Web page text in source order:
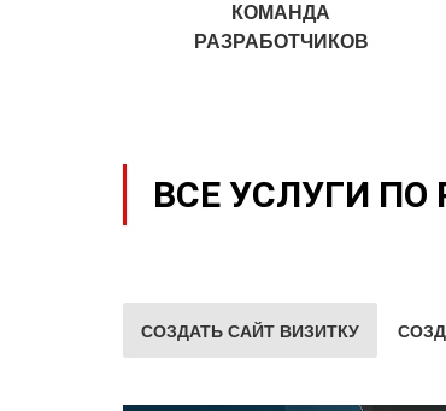
КОМАНДА
РАЗРАБОТЧИКОВ
ВСЕ УСЛУГИ ПО
СОЗДАТЬ САЙТ ВИЗИТКУ